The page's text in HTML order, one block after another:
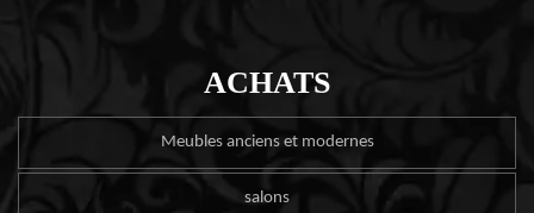
ACHATS
Meubles anciens et modernes
salons